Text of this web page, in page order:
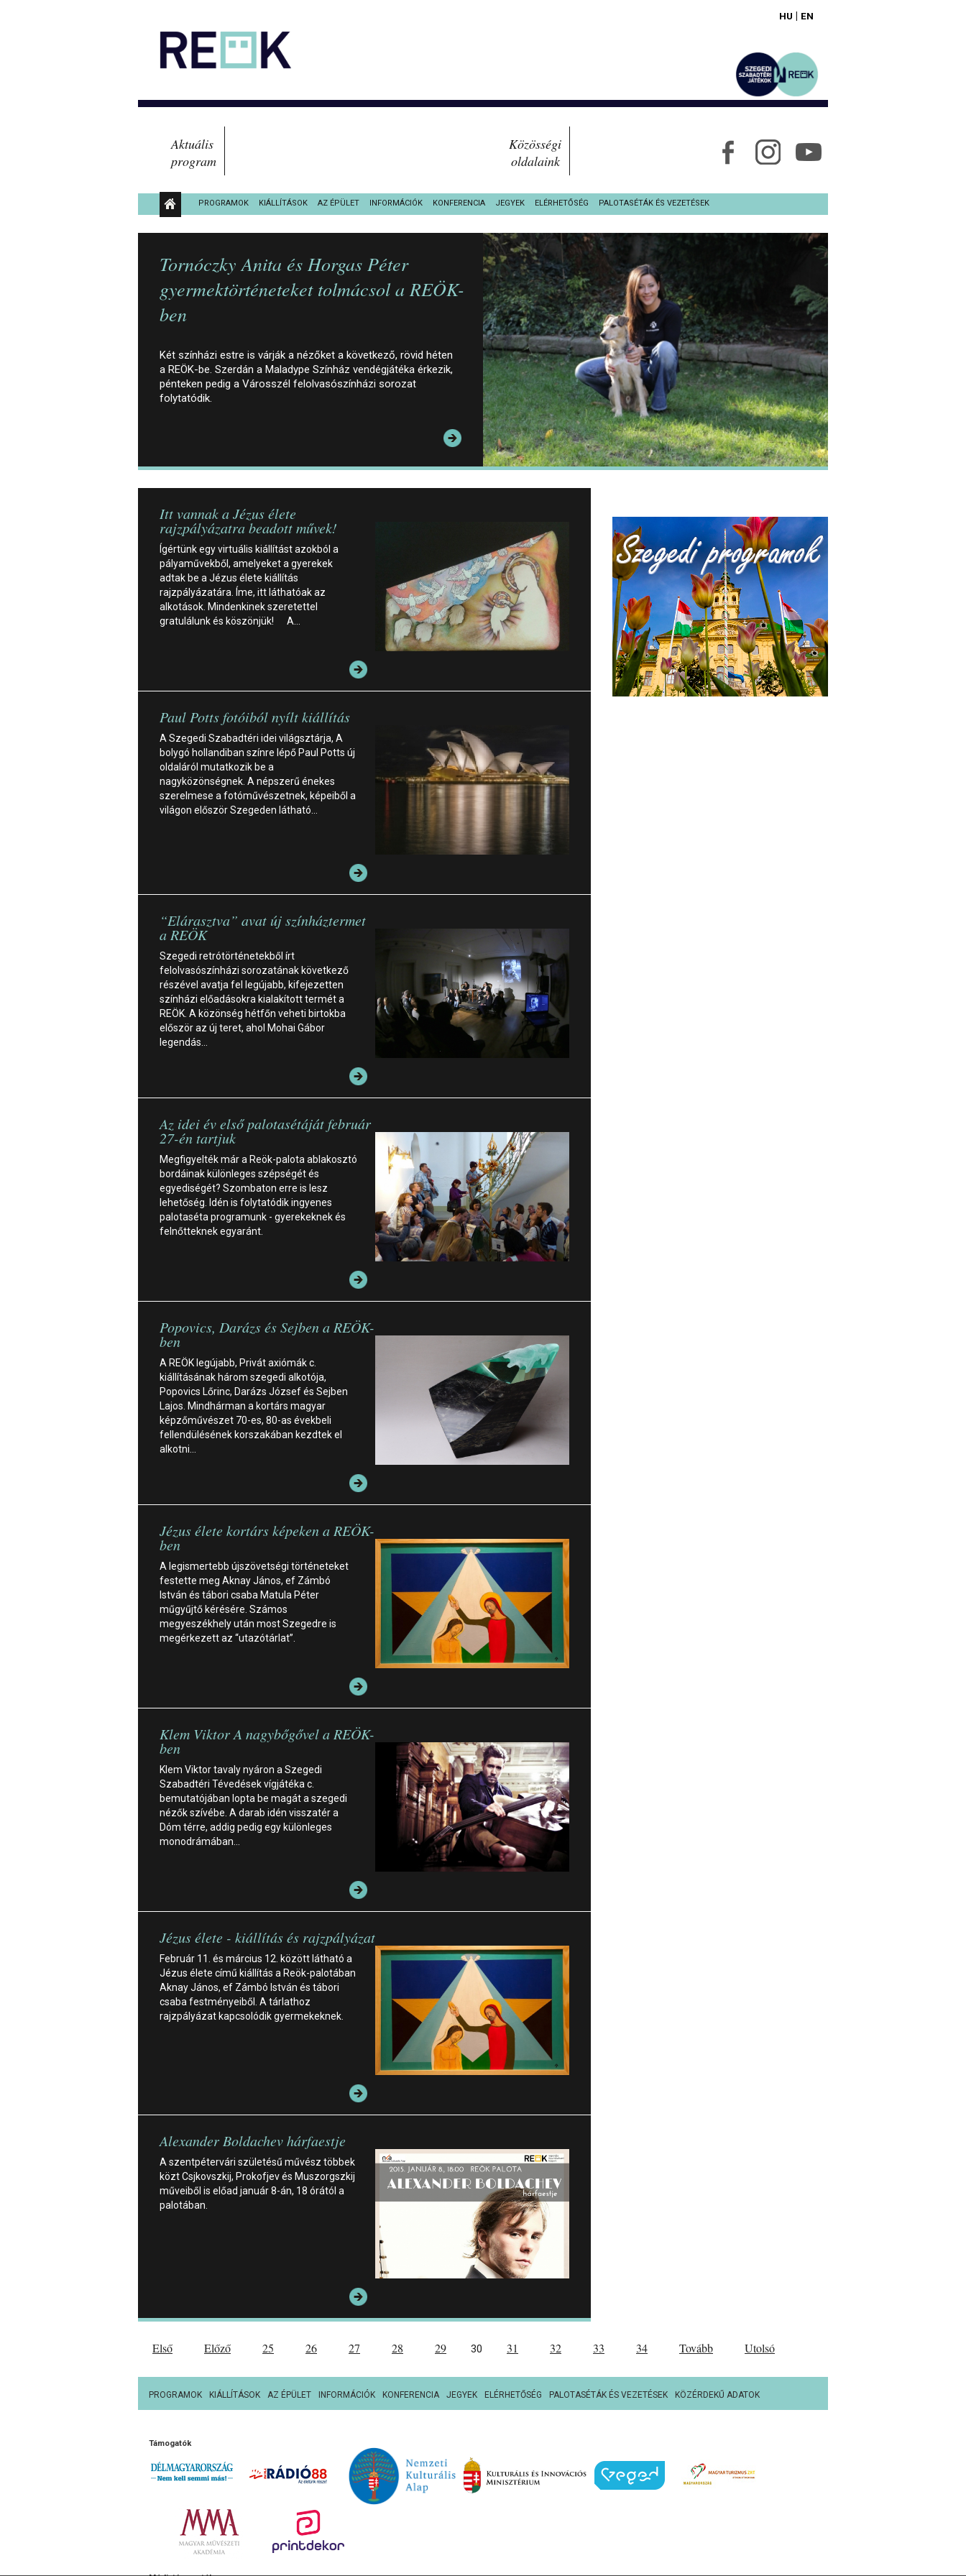
Aktuális
program
Közösségi
oldalaink
HU | EN
PROGRAMOK KIÁLLÍTÁSOK AZ ÉPÜLET INFORMÁCIÓK KONFERENCIA JEGYEK ELÉRHETŐSÉG PALOTASÉTÁK ÉS VEZETÉSEK
KÖZÉRDEKŰ ADATOK
Tornóczky Anita és Horgas Péter
gyermektörténeteket tolmácsol a REÖK-
ben
Két színházi estre is várják a nézőket a következő, rövid héten
a REÖK-be. Szerdán a Maladype Színház vendégjátéka érkezik,
pénteken pedig a Városszél felolvasószínházi sorozat
folytatódik.
Itt vannak a Jézus élete
rajzpályázatra beadott művek!
Ígértünk egy virtuális kiállítást azokból a
pályaművekből, amelyeket a gyerekek
adtak be a Jézus élete kiállítás
rajzpályázatára. Íme, itt láthatóak az
alkotások. Mindenkinek szeretettel
gratulálunk és köszönjük! A…
Paul Potts fotóiból nyílt kiállítás
A Szegedi Szabadtéri idei világsztárja, A
bolygó hollandiban színre lépő Paul Potts új
oldaláról mutatkozik be a
nagyközönségnek. A népszerű énekes
szerelmese a fotóművészetnek, képeiből a
világon először Szegeden látható…
“Elárasztva” avat új színháztermet
a REÖK
Szegedi retrótörténetekből írt
felolvasószínházi sorozatának következő
részével avatja fel legújabb, kifejezetten
színházi előadásokra kialakított termét a
REÖK. A közönség hétfőn veheti birtokba
először az új teret, ahol Mohai Gábor
legendás…
Az idei év első palotasétáját február
27-én tartjuk
Megfigyelték már a Reök-palota ablakosztó
bordáinak különleges szépségét és
egyediségét? Szombaton erre is lesz
lehetőség. Idén is folytatódik ingyenes
palotaséta programunk - gyerekeknek és
felnőtteknek egyaránt.
Popovics, Darázs és Sejben a REÖK-
ben
A REÖK legújabb, Privát axiómák c.
kiállításának három szegedi alkotója,
Popovics Lőrinc, Darázs József és Sejben
Lajos. Mindhárman a kortárs magyar
képzőművészet 70-es, 80-as évekbeli
fellendülésének korszakában kezdtek el
alkotni…
Jézus élete kortárs képeken a REÖK-
ben
A legismertebb újszövetségi történeteket
festette meg Aknay János, ef Zámbó
István és tábori csaba Matula Péter
műgyűjtő kérésére. Számos
megyeszékhely után most Szegedre is
megérkezett az “utazótárlat”.
Klem Viktor A nagybőgővel a REÖK-
ben
Klem Viktor tavaly nyáron a Szegedi
Szabadtéri Tévedések vígjátéka c.
bemutatójában lopta be magát a szegedi
nézők szívébe. A darab idén visszatér a
Dóm térre, addig pedig egy különleges
monodrámában…
Jézus élete - kiállítás és rajzpályázat
Február 11. és március 12. között látható a
Jézus élete című kiállítás a Reök-palotában
Aknay János, ef Zámbó István és tábori
csaba festményeiből. A tárlathoz
rajzpályázat kapcsolódik gyermekeknek.
Alexander Boldachev hárfaestje
A szentpétervári születésű művész többek
közt Csjkovszkij, Prokofjev és Muszorgszkij
műveiből is előad január 8-án, 18 órától a
palotában.
Első Előző 25 26 27 28 29 30 31 32 33 34 Tovább Utolsó
PROGRAMOK KIÁLLÍTÁSOK AZ ÉPÜLET INFORMÁCIÓK KONFERENCIA JEGYEK ELÉRHETŐSÉG PALOTASÉTÁK ÉS VEZETÉSEK KÖZÉRDEKŰ ADATOK
Támogatók